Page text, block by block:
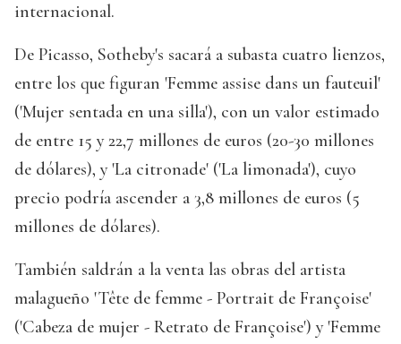
internacional.
De Picasso, Sotheby's sacará a subasta cuatro lienzos,
entre los que figuran 'Femme assise dans un fauteuil'
('Mujer sentada en una silla'), con un valor estimado
de entre 15 y 22,7 millones de euros (20-30 millones
de dólares), y 'La citronade' ('La limonada'), cuyo
precio podría ascender a 3,8 millones de euros (5
millones de dólares).
También saldrán a la venta las obras del artista
malagueño 'Tête de femme - Portrait de Françoise'
('Cabeza de mujer - Retrato de Françoise') y 'Femme